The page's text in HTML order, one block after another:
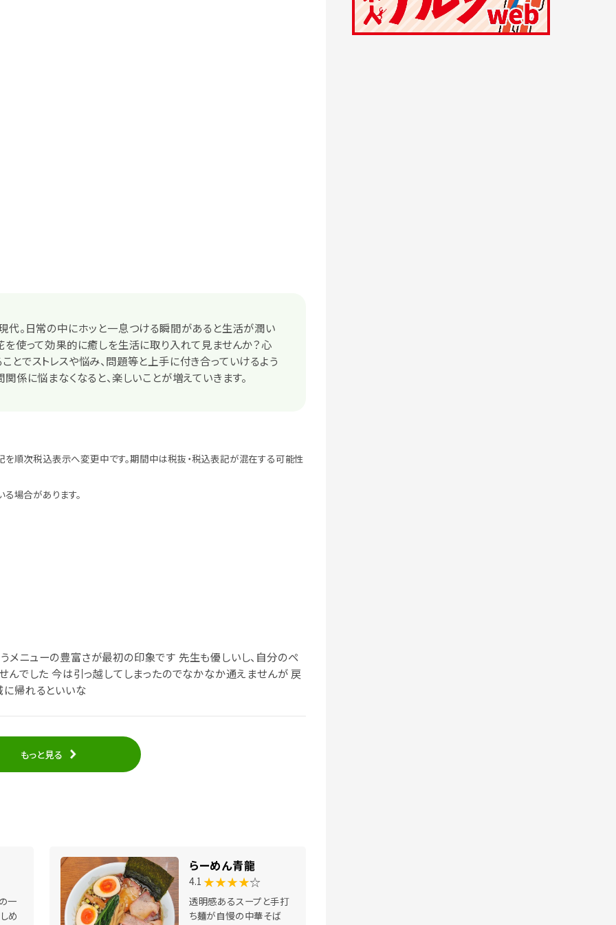
代。日常の中にホッと一息つける瞬間があると生活が潤い
を使って効果的に癒しを生活に取り入れて見ませんか？心
とでストレスや悩み、問題等と上手に付き合っていけるよう
関係に悩まなくなると、楽しいことが増えていきます。
順次税込表示へ変更中です。期間中は税抜・税込表記が混在する可能性
場合があります。
メニューの豊富さが最初の印象です 先生も優しいし、自分のペ
か通えませんが 戻
に帰れるといいな
もっと見る
一
め
らーめん青龍
4.1 ★★★★☆
透明感あるスープと手打
ち麺が自慢の中華そば